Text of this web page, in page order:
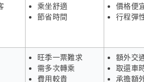
乘坐舒適
節省時間
價格便
行程彈
旺季一票難求
需多次轉乘
費用較貴
額外交
取還車
承擔額